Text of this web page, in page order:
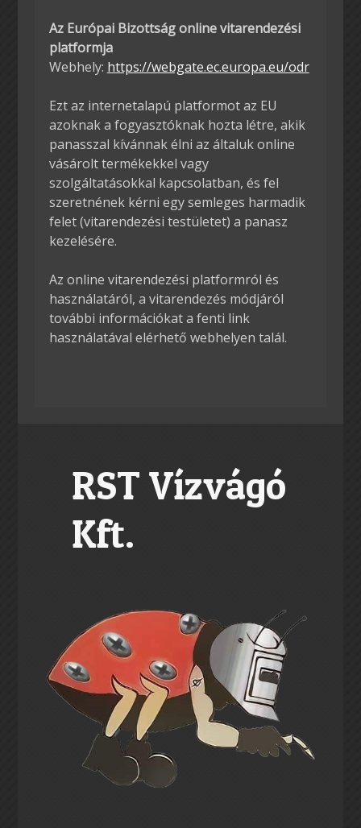
Az Európai Bizottság online vitarendezési
platformja
Webhely: https://webgate.ec.europa.eu/odr
Ezt az internetalapú platformot az EU
azoknak a fogyasztóknak hozta létre, akik
panasszal kívánnak élni az általuk online
vásárolt termékekkel vagy
szolgáltatásokkal kapcsolatban, és fel
szeretnének kérni egy semleges harmadik
felet (vitarendezési testületet) a panasz
kezelésére.
Az online vitarendezési platformról és
használatáról, a vitarendezés módjáról
további információkat a fenti link
használatával elérhető webhelyen talál.
RST Vízvágó
Kft.